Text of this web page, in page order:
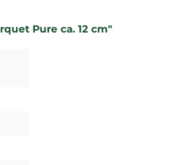
Pure ca. 12 cm"